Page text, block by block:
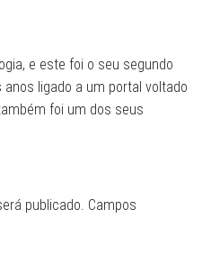
e este foi o seu segundo
ligado a um portal voltado
foi um dos seus
publicado. Campos